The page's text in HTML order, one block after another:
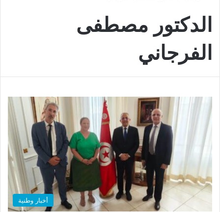
الدكتور مصطفى
الفرجاني
أخبار وطنية